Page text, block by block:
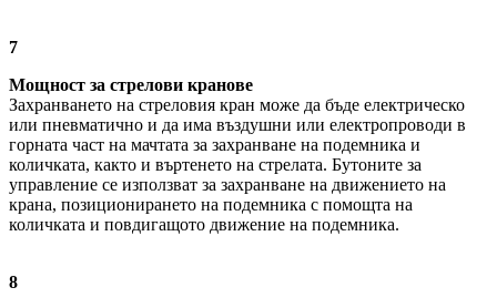
7
Мощност за стрелови кранове
Захранването на стреловия кран може да бъде електрическо
или пневматично и да има въздушни или електропроводи в
горната част на мачтата за захранване на подемника и
количката, както и въртенето на стрелата. Бутоните за
управление се използват за захранване на движението на
крана, позиционирането на подемника с помощта на
количката и повдигащото движение на подемника.
8